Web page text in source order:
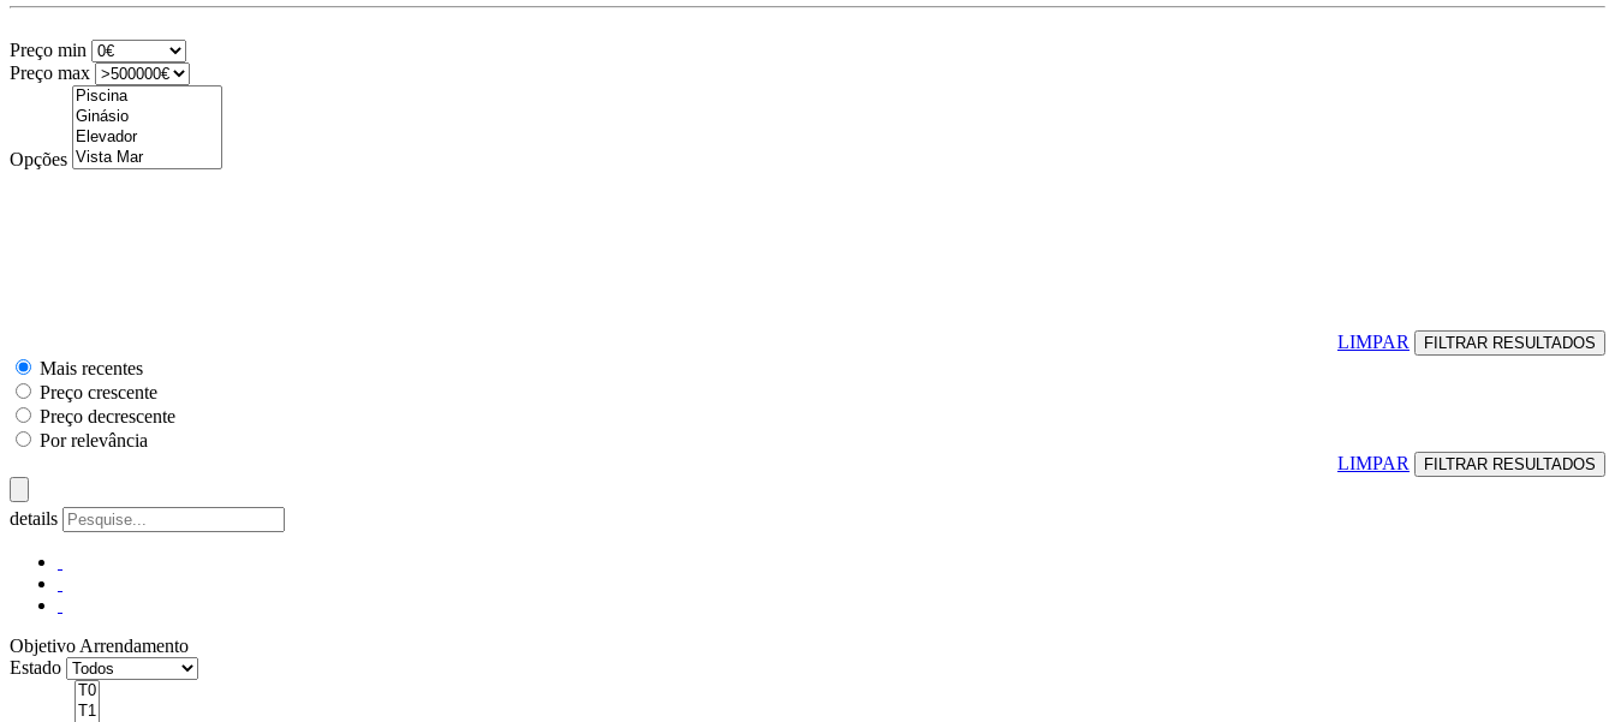
Preço min
Preço max
Opções
LIMPAR
Mais recentes
Preço crescente
Preço decrescente
Por relevância
LIMPAR
details
Objetivo Arrendamento
Estado